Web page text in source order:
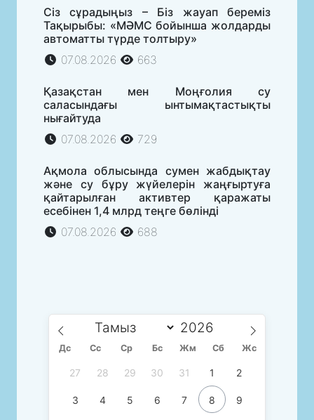
Сіз сұрадыңыз – Біз жауап береміз
Тақырыбы: «МӘМС бойынша жолдарды
автоматты түрде толтыру»
07.08.2026
663
Қазақстан мен Моңғолия су
саласындағы ынтымақтастықты
нығайтуда
07.08.2026
729
Ақмола облысында сумен жабдықтау
және су бұру жүйелерін жаңғыртуға
қайтарылған активтер қаражаты
есебінен 1,4 млрд теңге бөлінді
07.08.2026
688
Дс Сc Ср Бс Жм Сб Жс
27 28 29 30 31 1 2
3 4 5 6 7 8 9